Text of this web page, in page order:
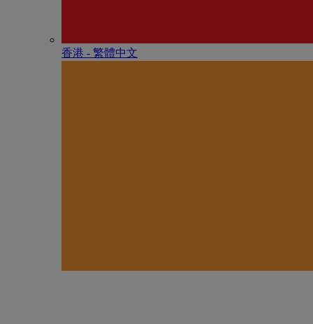
香港 - 繁體中文